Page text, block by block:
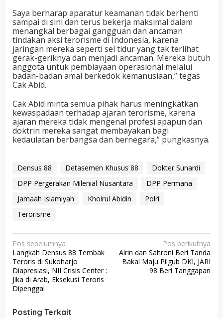
Saya berharap aparatur keamanan tidak berhenti
sampai di sini dan terus bekerja maksimal dalam
menangkal berbagai gangguan dan ancaman
tindakan aksi terorisme di Indonesia, karena
jaringan mereka seperti sel tidur yang tak terlihat
gerak-geriknya dan menjadi ancaman. Mereka butuh
anggota untuk pembiayaan operasional melalui
badan-badan amal berkedok kemanusiaan,” tegas
Cak Abid.
Cak Abid minta semua pihak harus meningkatkan
kewaspadaan terhadap ajaran terorisme, karena
ajaran mereka tidak mengenal profesi apapun dan
doktrin mereka sangat membayakan bagi
kedaulatan berbangsa dan bernegara,” pungkasnya.
Densus 88 Detasemen Khusus 88
Dokter Sunardi
DPP Pergerakan Milenial Nusantara
DPP Permana
Jamaah Islamiyah
Khoirul Abidin
Polri
Terorisme
N
a
v
i
g
a
Pos sebelumnya
Langkah Densus 88 Tembak
Teroris di Sukoharjo
Diapresiasi, NII Crisis Center :
Jika di Arab, Eksekusi Teroris
Dipenggal
Pos berikutnya
Airin dan Sahroni Beri Tanda
Bakal Maju Pilgub DKI, JARI
98 Beri Tanggapan
Posting Terkait